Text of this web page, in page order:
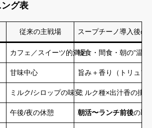
グ表
従来の主戦場 スープチーノ導入後の
カフェ／スイーツ的満足軽食・間食・朝の“温”
甘味中心 旨み＋香り（トリュフ
ミルク/シロップの味変ミルク種×出汁香の掛
午後/夜の休憩 朝活〜ランチ前後の取